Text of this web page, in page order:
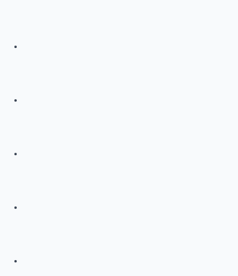
.
.
.
.
.